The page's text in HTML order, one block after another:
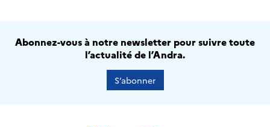
Abonnez-vous à notre newsletter pour suivre toute
l’actualité de l’Andra.
S’abonner